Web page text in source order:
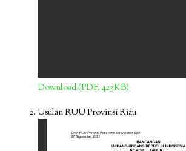
Download (PDF, 423KB)
Usulan RUU Provinsi Riau